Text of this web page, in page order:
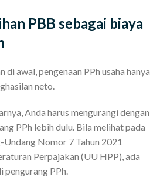
PBB sebagai biaya
di awal, pengenaan PPh usaha hanya
neto.
Anda harus mengurangi dengan
PPh lebih dulu. Bila melihat pada
Undang Nomor 7 Tahun 2021
Perpajakan (UU HPP), ada
pengurang PPh.